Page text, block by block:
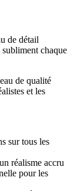
de détail
chaque
de qualité
et les
sur tous les
réalisme accru
pour les